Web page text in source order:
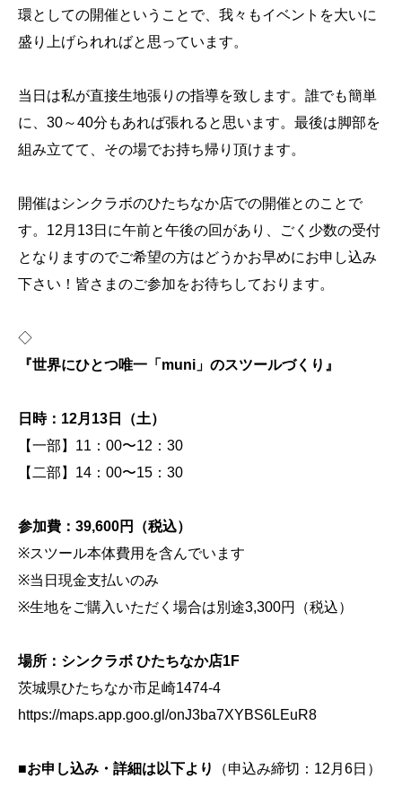
環としての開催ということで、我々もイベントを大いに
盛り上げられればと思っています。
当日は私が直接生地張りの指導を致します。誰でも簡単
に、30～40分もあれば張れると思います。最後は脚部を
組み立てて、その場でお持ち帰り頂けます。
開催はシンクラボのひたちなか店での開催とのことで
す。12月13日に午前と午後の回があり、ごく少数の受付
となりますのでご希望の方はどうかお早めにお申し込み
下さい！皆さまのご参加をお待ちしております。
◇
『世界にひとつ唯一「muni」のスツールづくり』
日時：12月13日（土）
【一部】11：00〜12：30
【二部】14：00〜15：30
参加費：39,600円（税込）
※スツール本体費用を含んでいます
※当日現金支払いのみ
※生地をご購入いただく場合は別途3,300円（税込）
場所：シンクラボ ひたちなか店1F
茨城県ひたちなか市足崎1474-4
https://maps.app.goo.gl/onJ3ba7XYBS6LEuR8
■お申し込み・詳細は以下より
（申込み締切：12月6日）